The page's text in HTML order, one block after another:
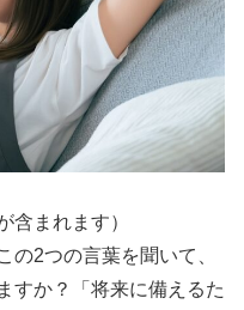
含まれます）
の2つの言葉を聞いて、
すか？「将来に備えるた